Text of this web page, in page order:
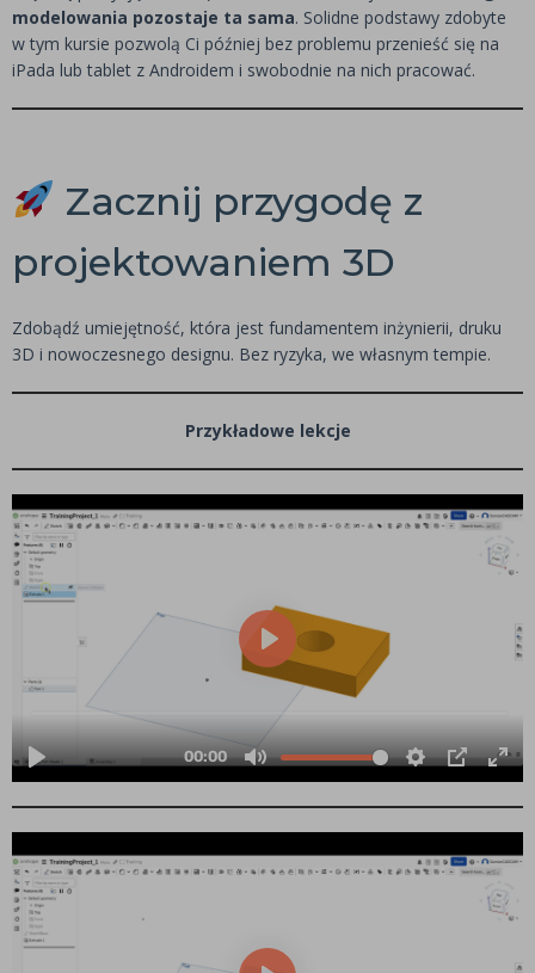
modelowania pozostaje ta sama. Solidne podstawy zdobyte
w tym kursie pozwolą Ci później bez problemu przenieść się na
iPada lub tablet z Androidem i swobodnie na nich pracować.
Zacznij przygodę z
projektowaniem 3D
Zdobądź umiejętność, która jest fundamentem inżynierii, druku
3D i nowoczesnego designu. Bez ryzyka, we własnym tempie.
Przykładowe lekcje